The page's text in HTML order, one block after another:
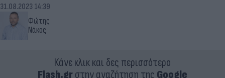
Φώτης
Νάκος
31.08.2023 14:39
Κάνε κλικ και δες περισσότερο
Flash.grστην αναζήτηση της Google